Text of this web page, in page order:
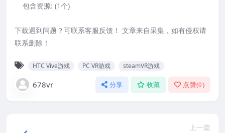
包含资源: (1个)
下载遇到问题？可联系客服反馈！ 文章来自采集，如有侵权请
联系删除！
HTC Vive游戏 PC VR游戏 steamVR游戏
678vr 分享 收藏 点赞(0)
上一篇